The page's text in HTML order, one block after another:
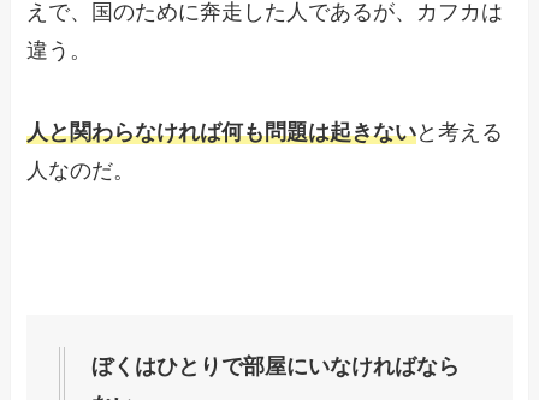
えで、国のために奔走した人であるが、カフカは
違う。
人と関わらなければ何も問題は起きないと考える
人なのだ。
ぼくはひとりで部屋にいなければなら